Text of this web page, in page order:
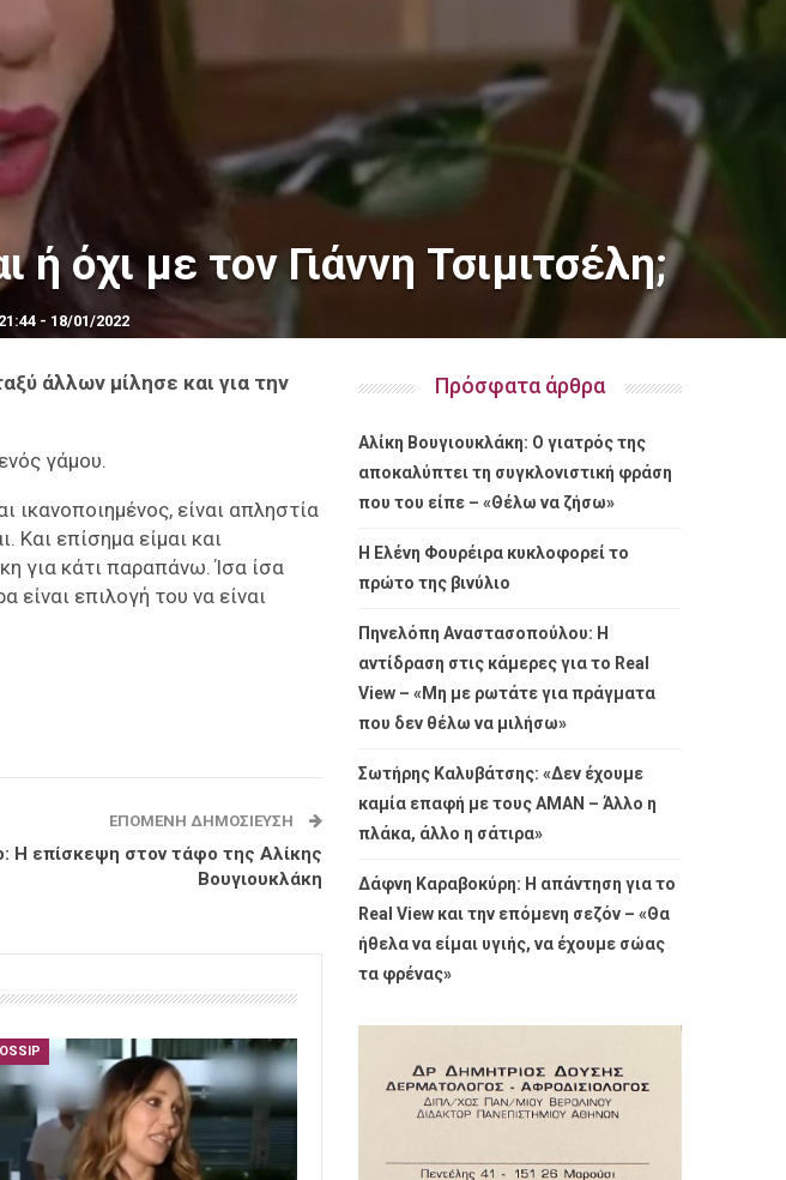
ή όχι με τον Γιάννη Τσιμιτσέλη;
21:44 - 18/01/2022
άλλων μίλησε και για την
γάμου.
είναι απληστία
Και επίσημα είμαι και
για κάτι παραπάνω. Ίσα ίσα
επιλογή του να είναι
ΕΠΌΜΕΝΗ ΔΗΜΟΣΊΕΥΣΗ
Η επίσκεψη στον τάφο της Αλίκης
Βουγιουκλάκη
Πρόσφατα άρθρα
Αλίκη Βουγιουκλάκη: Ο γιατρός της
αποκαλύπτει τη συγκλονιστική φράση
που του είπε – «Θέλω να ζήσω»
Η Ελένη Φουρέιρα κυκλοφορεί το
πρώτο της βινύλιο
Πηνελόπη Αναστασοπούλου: Η
αντίδραση στις κάμερες για το Real
View – «Μη με ρωτάτε για πράγματα
που δεν θέλω να μιλήσω»
Σωτήρης Καλυβάτσης: «Δεν έχουμε
καμία επαφή με τους ΑΜΑΝ – Άλλο η
πλάκα, άλλο η σάτιρα»
Δάφνη Καραβοκύρη: Η απάντηση για το
Real View και την επόμενη σεζόν – «Θα
ήθελα να είμαι υγιής, να έχουμε σώας
τα φρένας»